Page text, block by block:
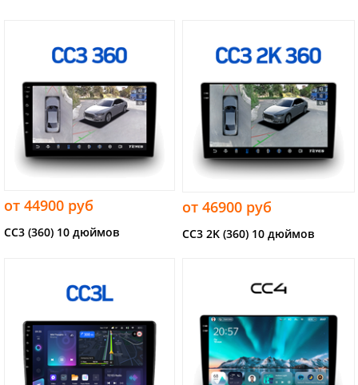
от 44900 руб
CC3 (360) 10 дюймов
от 46900 руб
CC3 2K (360) 10 дюймов